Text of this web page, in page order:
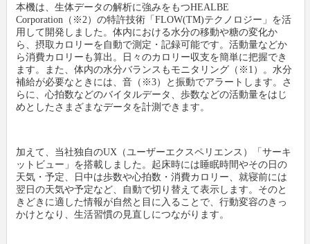
文具ミニミニ歴史館
各種団体
広告掲載について
お問い合わせ
プライバシーポリシー
本機は、生体データの解析に強みをもつHEALBE
Corporation（※2）の特許技術「FLOW(TM)テクノロジー」を活
用して開発しました。体内における水分の移動や糖の変化か
ら、摂取カロリーを自動で測定・記録可能です。活動量などか
ら消費カロリーも算出。日々のカロリー収支を簡単に把握でき
ます。また、体内の水分バランスもモニタリング（※1）。水分
補給が必要なときには、音（※3）と振動でアラートします。さ
らに、心拍数などのバイタルデータ、歩数などの活動量をはじ
めとしたさまざまなデータを計測できます。
加えて、当社独自のUX（ユーザーエクスペリエンス）「サーキ
ットビュー」を搭載しました。起床時には睡眠時間やその日の
天気・予定、日中は歩数や心拍数・消費カロリー、就寝前には
翌日の天気や予定など、自動で切り替えて表示します。そのと
きどきに適した情報が自然と目に入ることで、行動変容のきっ
かけとなり、生活習慣の見直しにつながります。